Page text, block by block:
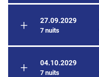
27.09.2029
7 nuits
04.10.2029
7 nuits